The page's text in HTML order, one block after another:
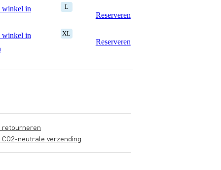
winkel in
L
Reserveren
winkel in
XL
Reserveren
retourneren
CO2-neutrale verzending